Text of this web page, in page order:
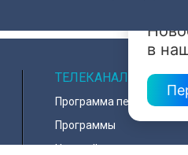
в
ТЕЛЕКАНАЛ
Программа передач
Программы
Настройка канала